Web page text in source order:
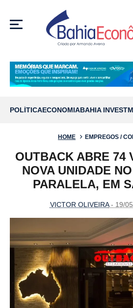
MENU
POLÍTICAECONOMIABAHIA INVEST
HOME EMPREGOS /
OUTBACK ABRE 74
NOVA UNIDADE
PARALELA, EM
VICTOR OLIVEIRA- 19/